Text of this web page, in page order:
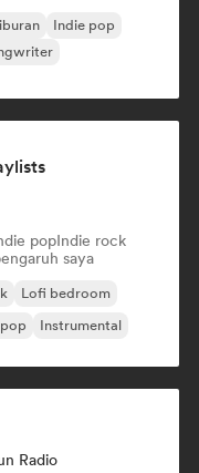
Indie pop
popIndie rock
saya
Lofi bedroom
Instrumental
Radio